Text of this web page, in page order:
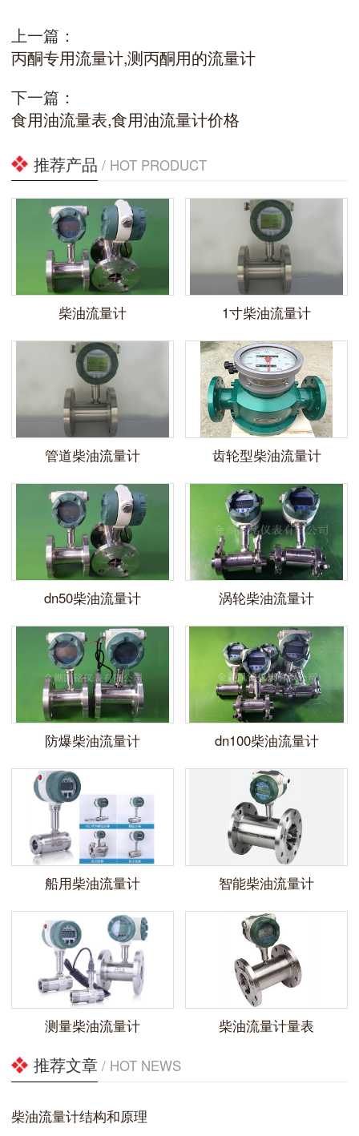
上一篇：
丙酮专用流量计,测丙酮用的流量计
下一篇：
食用油流量表,食用油流量计价格
推荐产品 / HOT PRODUCT
柴油流量计 1寸柴油流量计
管道柴油流量计 齿轮型柴油流量计
dn50柴油流量计 涡轮柴油流量计
防爆柴油流量计 dn100柴油流量计
船用柴油流量计 智能柴油流量计
测量柴油流量计 柴油流量计量表
推荐文章 / HOT NEWS
柴油流量计结构和原理